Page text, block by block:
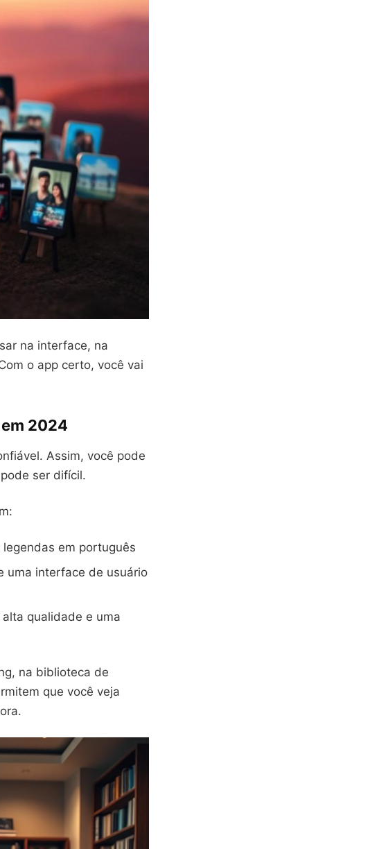
na interface, na
o app certo, você vai
2024
Assim, você pode
ser difícil.
em português
uma interface de usuário
qualidade e uma
na biblioteca de
que você veja